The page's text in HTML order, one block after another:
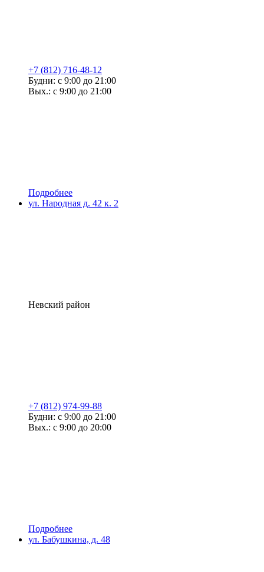
+7 (812) 716-48-12
Будни: с 9:00 до 21:00
Вых.: с 9:00 до 21:00
Подробнее
ул. Народная д. 42 к. 2
Невский район
+7 (812) 974-99-88
Будни: с 9:00 до 21:00
Вых.: с 9:00 до 20:00
Подробнее
ул. Бабушкина, д. 48